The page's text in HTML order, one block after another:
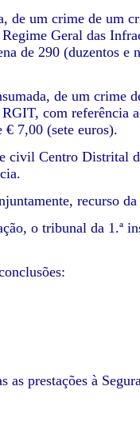
um crime de um
Geral das
de 290 (duzentos e
de um crime
com referência
€ 7,00 (sete euros).
civil Centro Distrital
recurso da
o tribunal da 1.ª
prestações à